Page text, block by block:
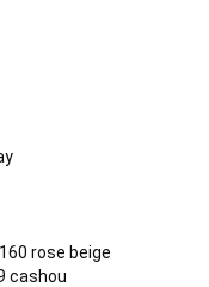
rose beige
cashou